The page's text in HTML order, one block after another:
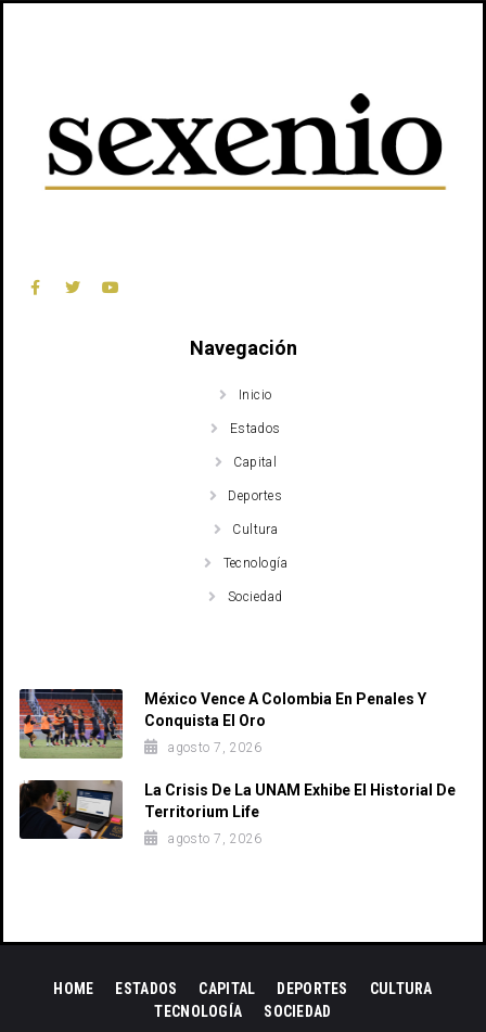
Navegación
Inicio
Estados
Capital
Deportes
Cultura
Tecnología
Sociedad
México Vence A Colombia En Penales Y
Conquista El Oro
agosto 7, 2026
La Crisis De La UNAM Exhibe El Historial De
Territorium Life
agosto 7, 2026
HOME ESTADOS CAPITAL DEPORTES
CULTURA
TECNOLOGÍA
SOCIEDAD